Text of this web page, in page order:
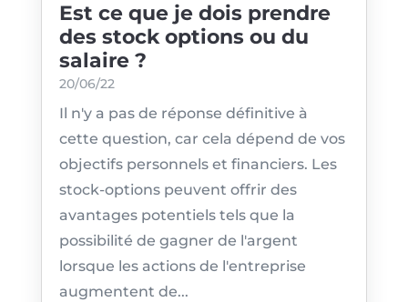
Est ce que je dois prendre
des stock options ou du
salaire ?
20/06/22
Il n'y a pas de réponse définitive à
cette question, car cela dépend de vos
objectifs personnels et financiers. Les
stock-options peuvent offrir des
avantages potentiels tels que la
possibilité de gagner de l'argent
lorsque les actions de l'entreprise
augmentent de...